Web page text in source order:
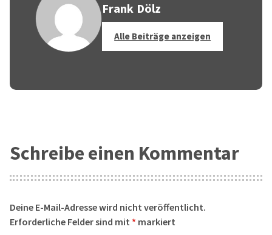
Frank Dölz
Alle Beiträge anzeigen
Schreibe einen Kommentar
Deine E-Mail-Adresse wird nicht veröffentlicht.
Erforderliche Felder sind mit * markiert